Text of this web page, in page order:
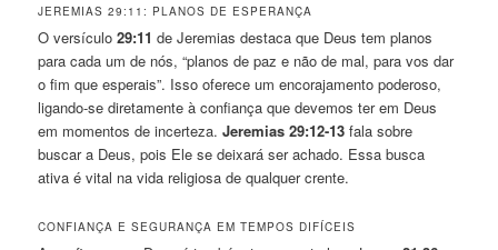
JEREMIAS 29:11: PLANOS DE ESPERANÇA
O versículo29:11 de Jeremias destaca que Deus tem planos
para cada um de nós, “planos de paz e não de mal, para vos dar
o fim que esperais”. Isso oferece um encorajamento poderoso,
ligando-se diretamente à confiança que devemos ter em Deus
em momentos de incerteza.Jeremias 29:12-13 fala sobre
buscar a Deus, pois Ele se deixará ser achado. Essa busca
ativa é vital na vida religiosa de qualquer crente.
CONFIANÇA E SEGURANÇA EM TEMPOS DIFÍCEIS